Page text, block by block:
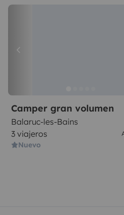
Camper gran volumen
Balaruc-les-Bains
3 viajeros
Nuevo